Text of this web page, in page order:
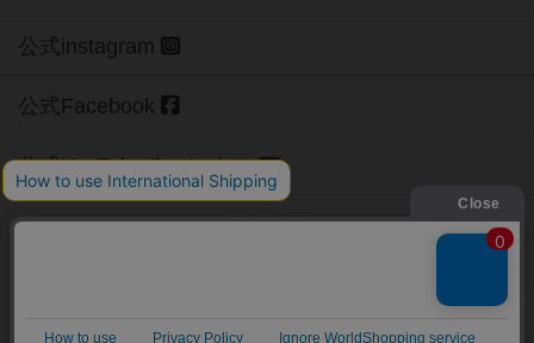
公式instagram
公式Facebook
公式YouTubeチャンネル
Copyright (c)